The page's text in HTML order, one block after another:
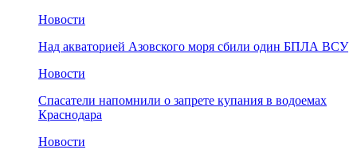
Новости
Над акваторией Азовского моря сбили один БПЛА ВСУ
Новости
Спасатели напомнили о запрете купания в водоемах
Краснодара
Новости